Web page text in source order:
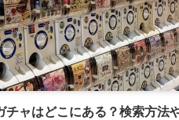
チャはどこにある？検索方法